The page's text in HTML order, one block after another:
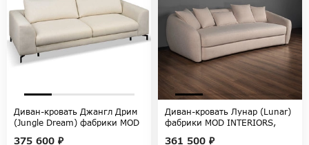
Диван-кровать Джангл Дрим
(Jungle Dream) фабрики MOD
375 600 ₽
Диван-кровать Лунар (Lunar)
фабрики MOD INTERIORS,
361 500 ₽